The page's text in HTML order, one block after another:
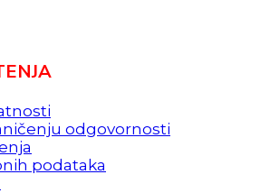
odgovornosti
podataka